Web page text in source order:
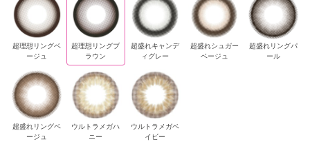
超理想リングベ
ージュ
超理想リングブ
ラウン
超盛れキャンデ
ィグレー
超盛れシュガー
ベージュ
超盛れリングパ
ール
超盛れリングベ
ージュ
ウルトラメガハ
ニー
ウルトラメガベ
イビー